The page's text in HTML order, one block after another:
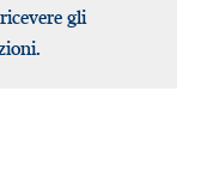
gli